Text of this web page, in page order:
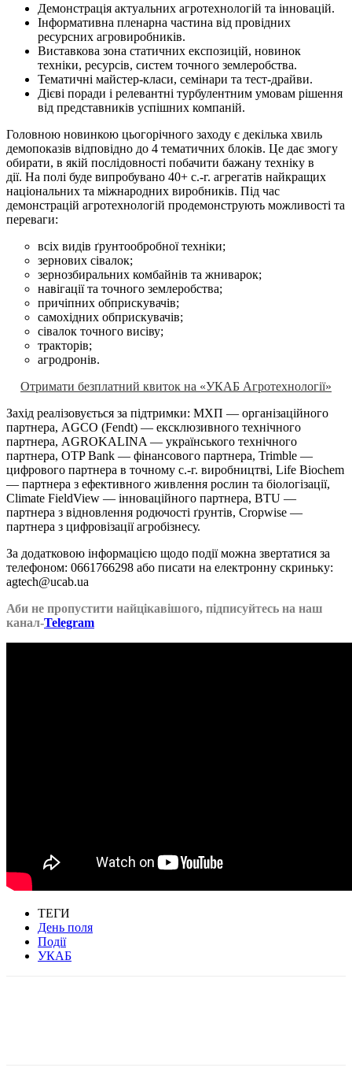
Демонстрація актуальних агротехнологій та інновацій.
Інформативна пленарна частина від провідних
ресурсних агровиробників.
Виставкова зона статичних експозицій, новинок
техніки, ресурсів, систем точного землеробства.
Тематичні майстер-класи, семінари та тест-драйви.
Дієві поради і релевантні турбулентним умовам рішення
від представників успішних компаній.
Головною новинкою цьогорічного заходу є декілька хвиль
демопоказів відповідно до 4 тематичних блоків. Це дає змогу
обирати, в якій послідовності побачити бажану техніку в
дії. На полі буде випробувано 40+ с.-г. агрегатів найкращих
національних та міжнародних виробників. Під час
демонстрацій агротехнологій продемонструють можливості та
переваги:
всіх видів ґрунтообробної техніки;
зернових сівалок;
зернозбиральних комбайнів та жниварок;
навігації та точного землеробства;
причіпних обприскувачів;
самохідних обприскувачів;
сівалок точного висіву;
тракторів;
агродронів.
Отримати безплатний квиток на «УКАБ Агротехнології»
Захід реалізовується за підтримки: МХП — організаційного
партнера, AGCO (Fendt) — ексклюзивного технічного
партнера, AGROKALINA — українського технічного
партнера, OTP Bank — фінансового партнера, Trimble —
цифрового партнера в точному с.-г. виробництві, Life Biochem
— партнера з ефективного живлення рослин та біологізації,
Climate FieldView — інноваційного партнера, BTU —
партнера з відновлення родючості ґрунтів, Cropwise —
партнера з цифровізації агробізнесу.
За додатковою інформацією щодо події можна звертатися за
телефоном: 0661766298 або писати на електронну скриньку:
agtech@ucab.ua
Аби не пропустити найцікавішого, підписуйтесь на наш
канал-Telegram
ТЕГИ
День поля
Події
УКАБ